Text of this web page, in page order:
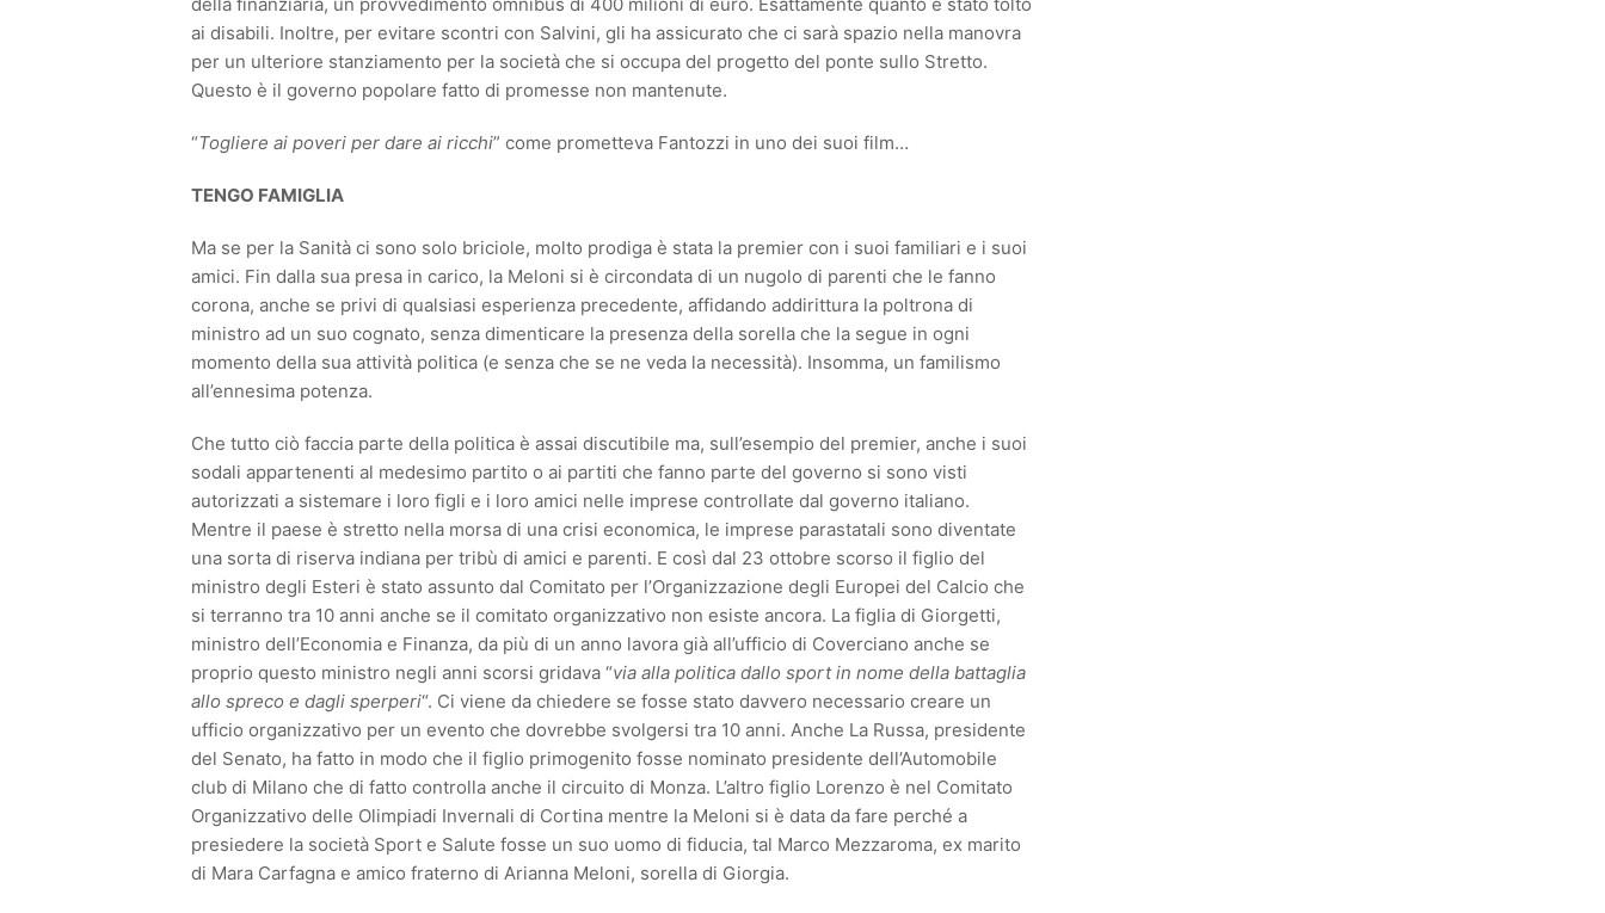
ai disabili. Inoltre, per evitare scontri con Salvini, gli ha assicurato che ci sarà spazio nella manovra
per un ulteriore stanziamento per la società che si occupa del progetto del ponte sullo Stretto.
Questo è il governo popolare fatto di promesse non mantenute.
“Togliere ai poveri per dare ai ricchi” come prometteva Fantozzi in uno dei suoi film…
TENGO FAMIGLIA
Ma se per la Sanità ci sono solo briciole, molto prodiga è stata la premier con i suoi familiari e i suoi
amici. Fin dalla sua presa in carico, la Meloni si è circondata di un nugolo di parenti che le fanno
corona, anche se privi di qualsiasi esperienza precedente, affidando addirittura la poltrona di
ministro ad un suo cognato, senza dimenticare la presenza della sorella che la segue in ogni
momento della sua attività politica (e senza che se ne veda la necessità). Insomma, un familismo
all’ennesima potenza.
Che tutto ciò faccia parte della politica è assai discutibile ma, sull’esempio del premier, anche i suoi
sodali appartenenti al medesimo partito o ai partiti che fanno parte del governo si sono visti
autorizzati a sistemare i loro figli e i loro amici nelle imprese controllate dal governo italiano.
Mentre il paese è stretto nella morsa di una crisi economica, le imprese parastatali sono diventate
una sorta di riserva indiana per tribù di amici e parenti. E così dal 23 ottobre scorso il figlio del
ministro degli Esteri è stato assunto dal Comitato per l’Organizzazione degli Europei del Calcio che
si terranno tra 10 anni anche se il comitato organizzativo non esiste ancora. La figlia di Giorgetti,
ministro dell’Economia e Finanza, da più di un anno lavora già all’ufficio di Coverciano anche se
proprio questo ministro negli anni scorsi gridava “via alla politica dallo sport in nome della battaglia
allo spreco e dagli sperperi“. Ci viene da chiedere se fosse stato davvero necessario creare un
ufficio organizzativo per un evento che dovrebbe svolgersi tra 10 anni. Anche La Russa, presidente
del Senato, ha fatto in modo che il figlio primogenito fosse nominato presidente dell’Automobile
club di Milano che di fatto controlla anche il circuito di Monza. L’altro figlio Lorenzo è nel Comitato
Organizzativo delle Olimpiadi Invernali di Cortina mentre la Meloni si è data da fare perché a
presiedere la società Sport e Salute fosse un suo uomo di fiducia, tal Marco Mezzaroma, ex marito
di Mara Carfagna e amico fraterno di Arianna Meloni, sorella di Giorgia.